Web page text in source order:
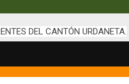
DEL CANTÓN URDANETA.